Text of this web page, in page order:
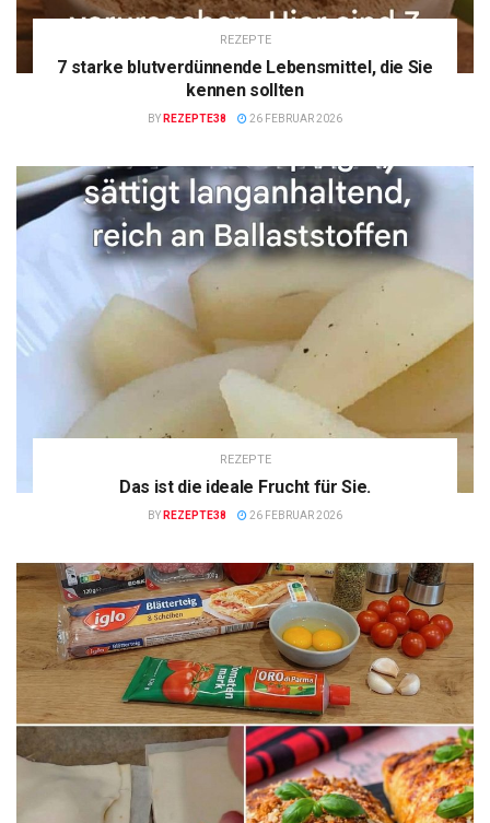
REZEPTE
7 starke blutverdünnende Lebensmittel, die Sie
kennen sollten
BY REZEPTE38 26 FEBRUAR 2026
REZEPTE
Das ist die ideale Frucht für Sie.
BY REZEPTE38 26 FEBRUAR 2026